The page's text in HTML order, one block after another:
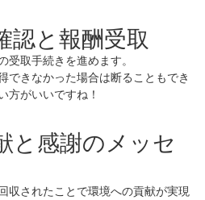
認と報酬受取
受取手続きを進めます。
できなかった場合は断ることもでき
方がいいですね！
と感謝のメッセ
収されたことで環境への貢献が実現